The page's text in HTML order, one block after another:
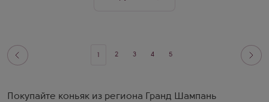
2 3 4 5
Покупайте коньяк из региона Гранд Шампань